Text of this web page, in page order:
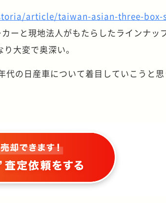
article/taiwan-asian-three-box-
ーと現地法人がもたらしたラインナッ
大変で奥深い。
の日産車について着目していこうと思